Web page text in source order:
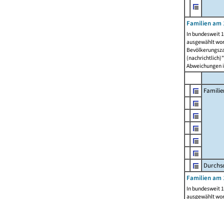
Familien am
In bundesweit
ausgewählt
Abweichungen
Familien am
In bundesweit
ausgewählt